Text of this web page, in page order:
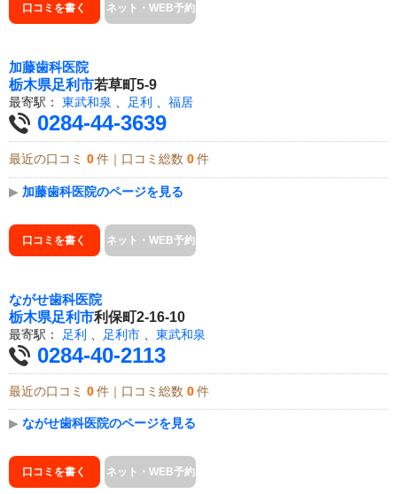
口コミを書く ネット・WEB予約
加藤歯科医院
栃木県足利市若草町5-9
最寄駅： 東武和泉 足利 福居
0284-44-3639
最近の口コミ 0 件｜口コミ総数 0 件
▶ 加藤歯科医院のページを見る
口コミを書く ネット・WEB予約
ながせ歯科医院
栃木県足利市利保町2-16-10
最寄駅： 足利 足利市 東武和泉
0284-40-2113
最近の口コミ 0 件｜口コミ総数 0 件
▶ ながせ歯科医院のページを見る
口コミを書く ネット・WEB予約